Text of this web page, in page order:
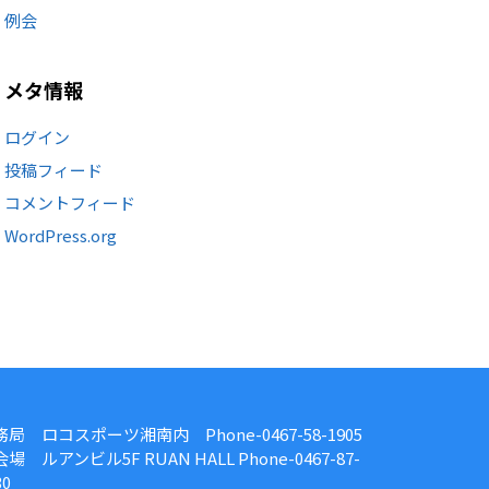
例会
メタ情報
ログイン
投稿フィード
コメントフィード
WordPress.org
局 ロコスポーツ湘南内 Phone-0467-58-1905
場 ルアンビル5F RUAN HALL Phone-0467-87-